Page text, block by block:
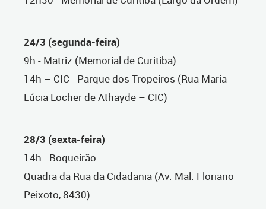
24/3 (segunda-feira)
9h - Matriz (Memorial de Curitiba)
14h – CIC - Parque dos Tropeiros (Rua Maria
Lúcia Locher de Athayde – CIC)
28/3 (sexta-feira)
14h - Boqueirão
Quadra da Rua da Cidadania (Av. Mal. Floriano
Peixoto, 8430)